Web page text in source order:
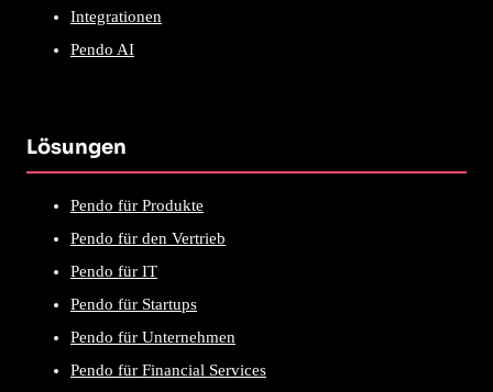
Integrationen
Pendo AI
Lösungen
Pendo für Produkte
Pendo für den Vertrieb
Pendo für IT
Pendo für Startups
Pendo für Unternehmen
Pendo für Financial Services